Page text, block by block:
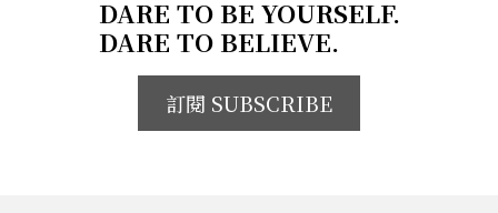
DARE TO BE YOURSELF.
DARE TO BELIEVE.
訂閱 SUBSCRIBE